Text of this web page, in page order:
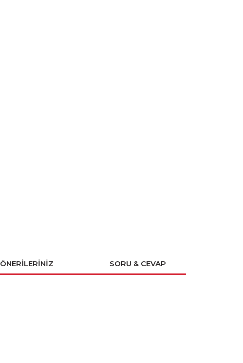
ÖNERILERINIZ SORU & CEVAP